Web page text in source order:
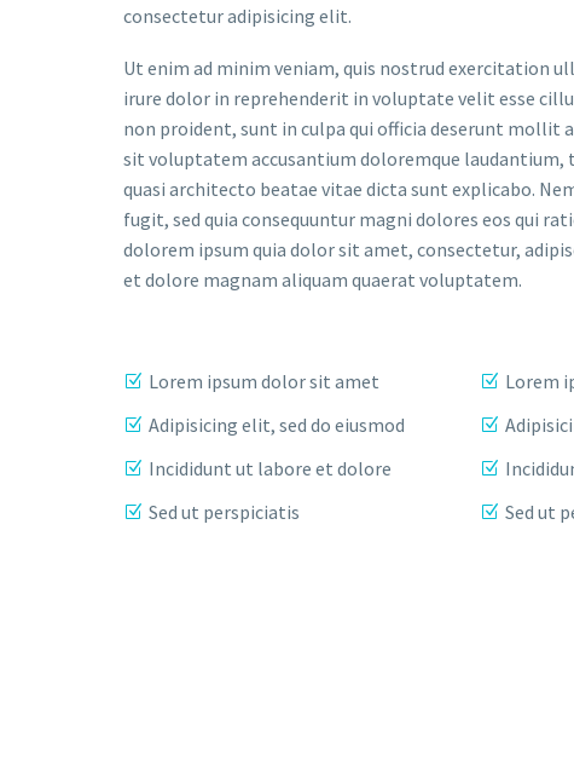
consectetur adipisicing elit.
Ut enim ad minim veniam, quis nostrud exercitation
irure dolor in reprehenderit in voluptate velit esse
non proident, sunt in culpa qui officia deserunt mollit
sit voluptatem accusantium doloremque
quasi architecto beatae vitae dicta sunt explicabo.
fugit, sed quia consequuntur magni dolores eos qui
dolorem ipsum quia dolor sit amet, consectetur,
et dolore magnam aliquam quaerat voluptatem.
Lorem ipsum dolor sit amet
Adipisicing elit, sed do eiusmod
Incididunt ut labore et dolore
Sed ut perspiciatis
Lorem
Sed ut